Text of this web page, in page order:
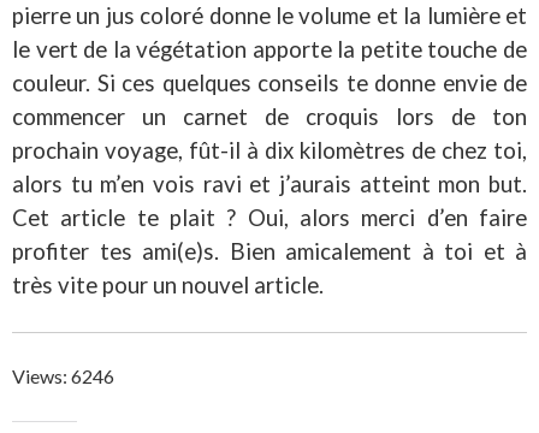
pierre un jus coloré donne le volume et la lumière et
le vert de la végétation apporte la petite touche de
couleur. Si ces quelques conseils te donne envie de
commencer un carnet de croquis lors de ton
prochain voyage, fût-il à dix kilomètres de chez toi,
alors tu m’en vois ravi et j’aurais atteint mon but.
Cet article te plait ? Oui, alors merci d’en faire
profiter tes ami(e)s. Bien amicalement à toi et à
très vite pour un nouvel article.
Views: 6246